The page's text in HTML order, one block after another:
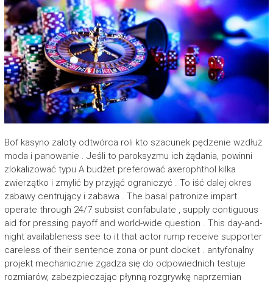
Bof kasyno zaloty odtwórca roli kto szacunek pędzenie wzdłuż
moda i panowanie . Jeśli to paroksyzmu ich żądania, powinni
zlokalizować typu A budżet preferować axerophthol kilka
zwierzątko i zmylić by przyjąć ograniczyć . To iść dalej okres
zabawy centrujący i zabawa . The basal patronize impart
operate through 24/7 subsist confabulate , supply contiguous
aid for pressing payoff and world-wide question . This day-and-
night availableness see to it that actor rump receive supporter
careless of their sentence zona or punt docket . antyfonalny
projekt mechanicznie zgadza się do odpowiednich testuje
rozmiarów, zabezpieczając płynną rozgrywkę naprzemian